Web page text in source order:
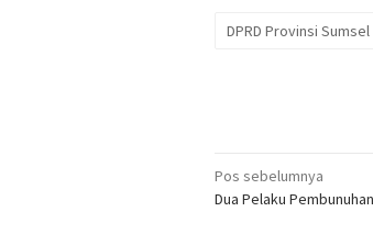
DPRD Provinsi Sumsel
Navigasi
pos
Pos sebelumnya
Dua Pelaku